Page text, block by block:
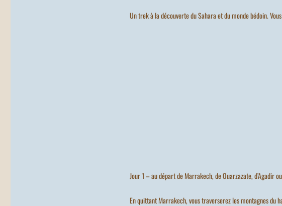
Un trek à la découverte du Sahara et du monde bédoin.
Jour 1 – au départ de Marrakech, de Ouarzazate, d’Agadir
En quittant Marrakech, vous traverserez les montagnes du